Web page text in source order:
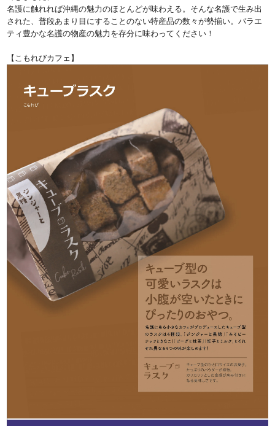
名護に触れれば沖縄の魅力のほとんどが味わえる。そんな名護で生み出
された、普段あまり目にすることのない特産品の数々が勢揃い。バラエ
ティ豊かな名護の物産の魅力を存分に味わってください！
【こもれびカフェ】